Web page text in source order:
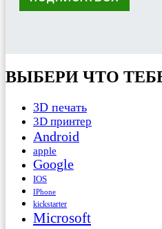
ВЫБЕРИ ЧТО
3D печать
3D принтер
Android
apple
Google
IOS
IPhone
kickstarter
Microsoft